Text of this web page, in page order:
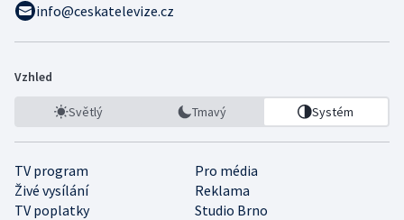
info@ceskatelevize.cz
Vzhled
Světlý Tmavý Systém
TV program
Pro média
Živé vysílání
Reklama
TV poplatky
Studio Brno